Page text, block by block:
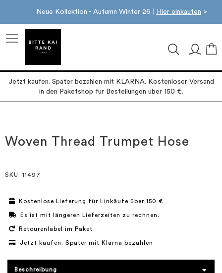
Neue Kollektion - Autumn Winter 26 | Hier einkaufen >
Jetzt kaufen. Später bezahlen mit KLARNA. Kostenloser Versand
in den Paketshop für Bestellungen über 150 €.
der
Bildgalerie
der
Bildgalerie
Woven Thread Trumpet Hose
SKU : 11497
Kostenlose Lieferung für Einkäufe über 150 €
Es ist mit längeren Lieferzeiten zu rechnen.
Retourenlabel im Paket
Jetzt kaufen. Später mit Klarna bezahlen
Beschreibung